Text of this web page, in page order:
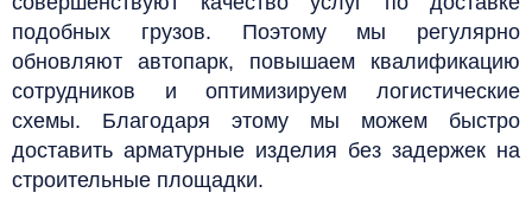
подобных грузов. Поэтому мы регулярно
обновляют автопарк, повышаем квалификацию
сотрудников и оптимизируем логистические
схемы. Благодаря этому мы можем быстро
доставить арматурные изделия без задержек на
строительные площадки.